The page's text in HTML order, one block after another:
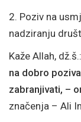
2. Poziv na
nadziranju
Kaže Allah, dž.š.:
na dobro
zabranjivati, –
značenja – Ali